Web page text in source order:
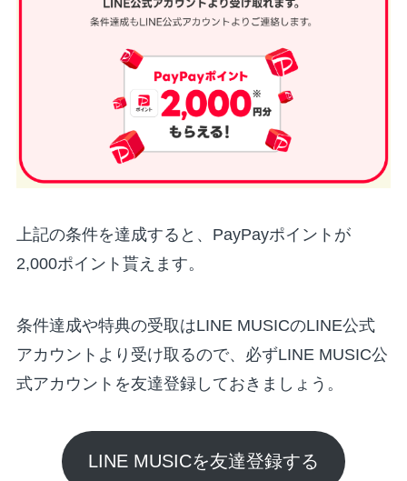
上記の条件を達成すると、PayPayポイントが
2,000ポイント貰えます。
条件達成や特典の受取はLINE MUSICのLINE公式
アカウントより受け取るので、必ずLINE MUSIC公
式アカウントを友達登録しておきましょう。
LINE MUSICを友達登録する